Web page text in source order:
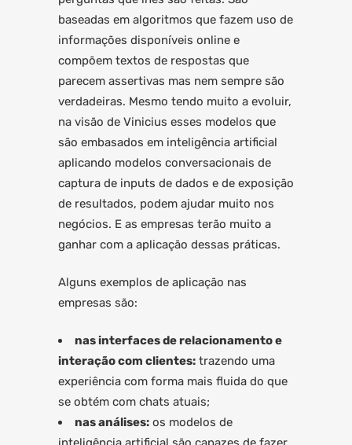
baseadas em algoritmos que fazem uso de
informações disponíveis online e
compõem textos de respostas que
parecem assertivas mas nem sempre são
verdadeiras. Mesmo tendo muito a evoluir,
na visão de Vinicius esses modelos que
são embasados em inteligência artificial
aplicando modelos conversacionais de
captura de inputs de dados e de exposição
de resultados, podem ajudar muito nos
negócios. E as empresas terão muito a
ganhar com a aplicação dessas práticas.
Alguns exemplos de aplicação nas
empresas são:
nas interfaces de relacionamento e
interação com clientes: trazendo uma
experiência com forma mais fluida do que
se obtém com chats atuais;
nas análises: os modelos de